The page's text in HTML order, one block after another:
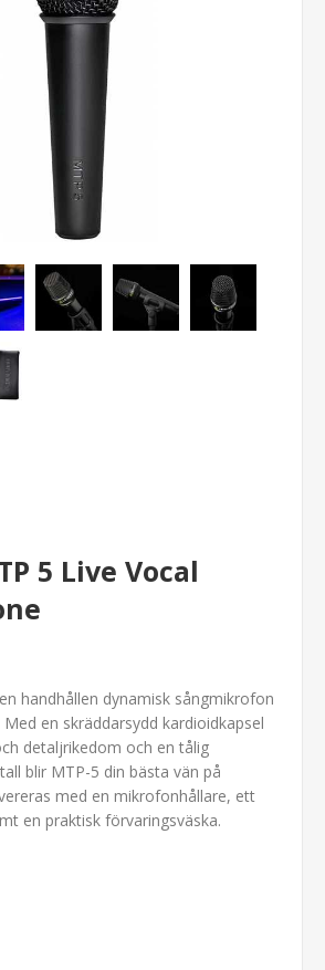
5 Live Vocal
handhållen dynamisk sångmikrofon
en skräddarsydd kardioidkapsel
detaljrikedom och en tålig
blir MTP-5 din bästa vän på
med en mikrofonhållare, ett
en praktisk förvaringsväska.